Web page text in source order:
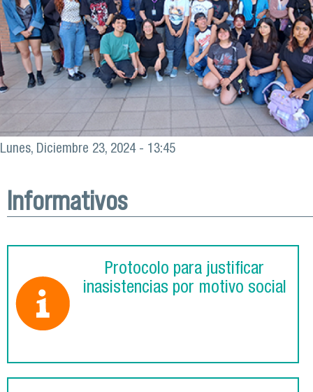
Lunes, Diciembre 23, 2024 - 13:45
Informativos
Protocolo para justificar
inasistencias por motivo social